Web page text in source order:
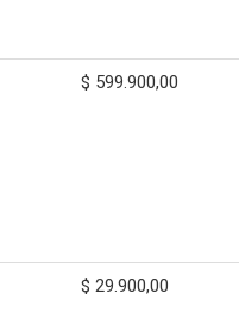
$ 599.900,00
$ 29.900,00